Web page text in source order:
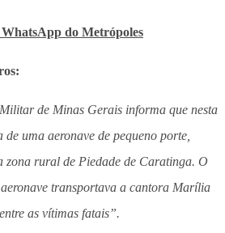
WhatsApp do Metrópoles
de Minas Gerais informa que nesta
uma aeronave de pequeno porte,
zona rural de Piedade de Caratinga. O
transportava a cantora Marília
as vítimas fatais”.